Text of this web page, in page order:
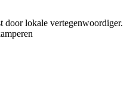
door lokale vertegenwoordiger.